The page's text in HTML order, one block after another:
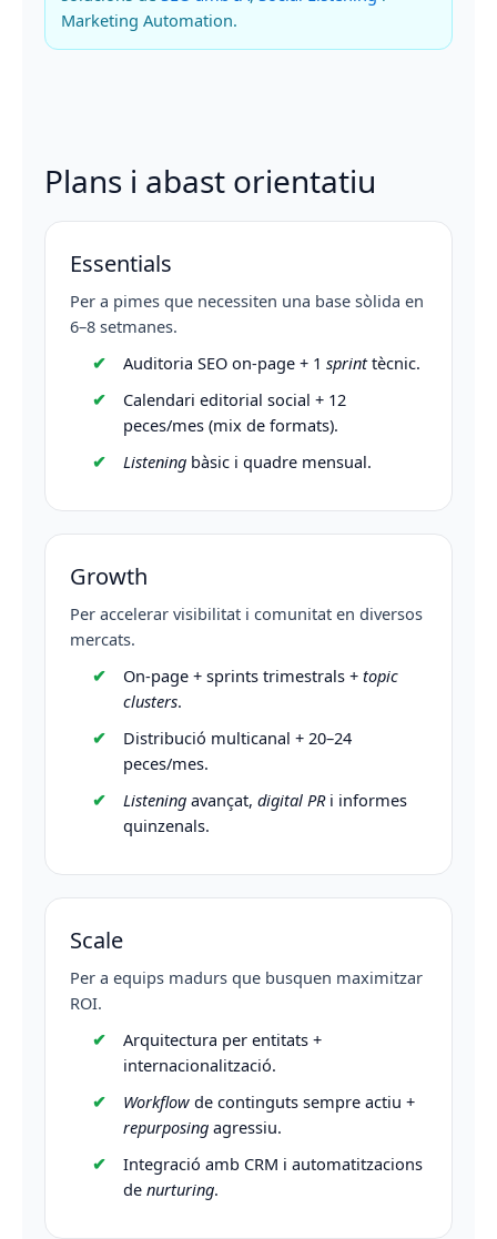
Marketing Automation.
Plans i abast orientatiu
Essentials
Per a pimes que necessiten una base sòlida en
6–8 setmanes.
Auditoria SEO on-page + 1 sprinttècnic.
Calendari editorial social + 12
peces/mes (mix de formats).
Listening bàsic i quadre mensual.
Growth
Per accelerar visibilitat i comunitat en diversos
mercats.
On-page + sprints trimestrals + topic
clusters.
Distribució multicanal + 20–24
peces/mes.
Listening avançat, digital PRi informes
quinzenals.
Scale
Per a equips madurs que busquen maximitzar
ROI.
Arquitectura per entitats +
internacionalització.
Workflow de continguts sempre actiu +
repurposing agressiu.
Integració amb CRM i automatitzacions
de nurturing.